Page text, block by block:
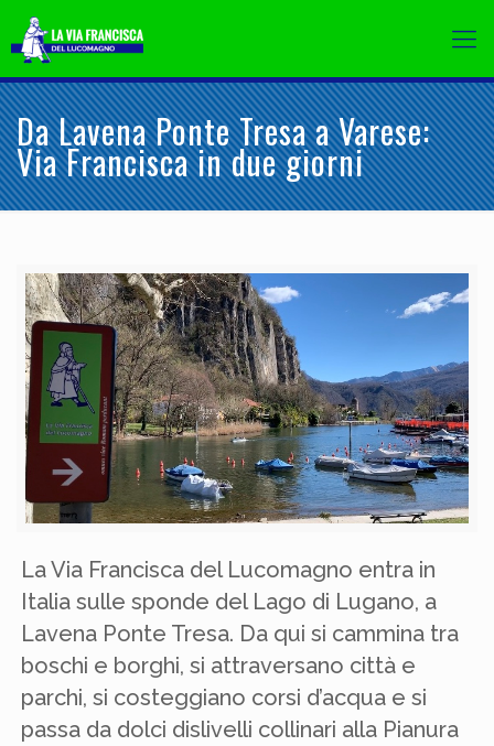
Da Lavena Ponte Tresa a Varese:
Via Francisca in due giorni
La Via Francisca del Lucomagno entra in
Italia sulle sponde del Lago di Lugano, a
Lavena Ponte Tresa. Da qui si cammina tra
boschi e borghi, si attraversano città e
parchi, si costeggiano corsi d’acqua e si
passa da dolci dislivelli collinari alla Pianura